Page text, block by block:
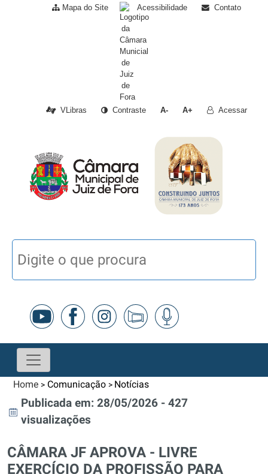
Mapa do Site Acessibilidade Contato
VLibras Contraste A- A+ Acessar
Home > Comunicação > Notícias
Publicada em: 28/05/2026 - 427
visualizações
CÂMARA JF APROVA - LIVRE
EXERCÍCIO DA PROFISSÃO PARA